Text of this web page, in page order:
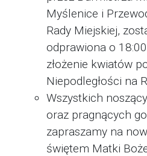
Myślenice i
Rady Miejskiej,
odprawiona o
złożenie kwiatów
Niepodległości na
Wszystkich
oraz pragnących
zapraszamy na
świętem Matki